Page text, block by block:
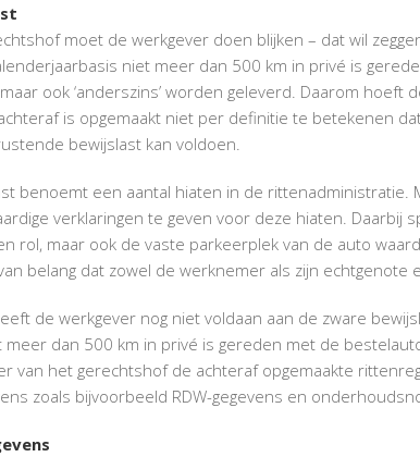
moet de werkgever doen blijken – dat wil
niet meer dan 500 km in privé is
ook ‘anderszins’ worden geleverd. Daarom hoeft
is opgemaakt niet per definitie te betekenen
bewijslast kan voldoen.
benoemt een aantal hiaten in de rittenadministratie.
verklaringen te geven voor deze hiaten. Daarbij
rol, maar ook de vaste parkeerplek van de auto
belang dat zowel de werknemer als zijn echtgenote
de werkgever nog niet voldaan aan de zware
meer dan 500 km in privé is gereden met de
van het gerechtshof de achteraf opgemaakte
zoals bijvoorbeeld RDW-gegevens en